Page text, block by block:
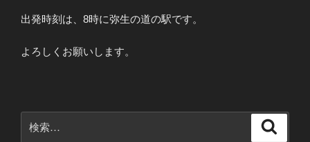
出発時刻は、8時に弥生の道の駅です。
よろしくお願いします。
索: